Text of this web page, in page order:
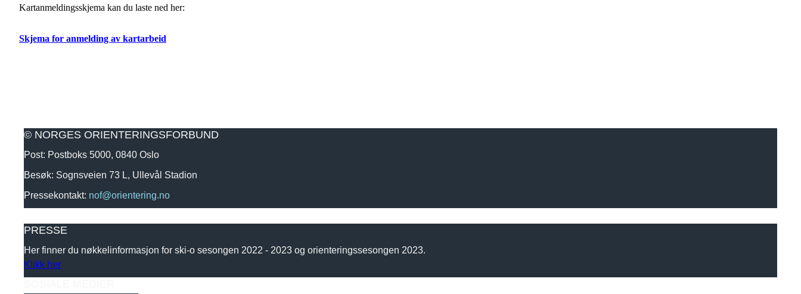
Kartanmeldingsskjema kan du laste ned her:
Skjema for anmelding av kartarbeid
© NORGES ORIENTERINGSFORBUND
Post: Postboks 5000, 0840 Oslo
Besøk: Sognsveien 73 L, Ullevål Stadion
Pressekontakt: nof@orientering.no
PRESSE
Her finner du nøkkelinformasjon for ski-o sesongen 2022 - 2023 og orienteringssesongen 2023.
Klikk her